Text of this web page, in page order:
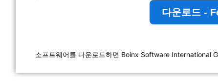
다운로드 -
소프트웨어를 다운로드하면 Boinx Software International